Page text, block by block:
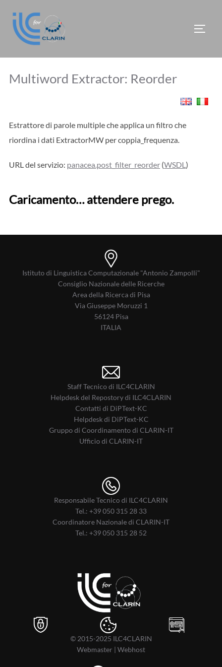
contenuto
Multiword Extractor: Reorder
Estrattore di parole multiple che applica un filtro che
riordina i dati ExtractorMW per coppia_frequenza.
URL del servizio: panacea.post_filter_reorder(WSDL)
Caricamento… attendere prego.
Istituto di Linguistica Computazionale "Antonio Zampolli"
Consiglio Nazionale delle Ricerche
Area della Ricerca di Pisa
Via Giuseppe Moruzzi 1
56124 Pisa
ITALIA
Staff Tecnico di ILC4CLARIN
Helpdesk del Repostory di ILC4CLARIN
Contatti di DiPText-KC
Helpdesk di DiPText-KC
Gruppo di Coordinamento di CLARIN-IT
Ufficio di CLARIN-IT
Responsabile Tecnico di ILC4CLARIN
Tel.: +39 050 315 28 33
Coordinatore Nazionale di CLARIN-IT
Tel.: +39 050 315 28 52
© 2015-2025 ILC4CLARIN
Webmaster | Webhost